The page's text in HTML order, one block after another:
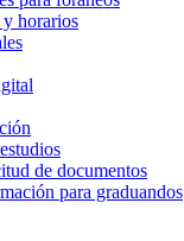
horarios
de documentos
para graduandos